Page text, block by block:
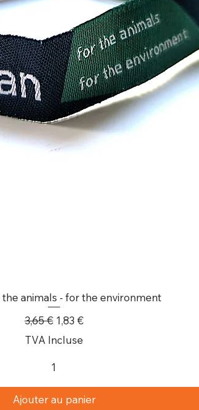
the animals - for the environment
Prix original
3,65 € Prix promotionnel
1,83 €
TVA Incluse
Ajouter au panier